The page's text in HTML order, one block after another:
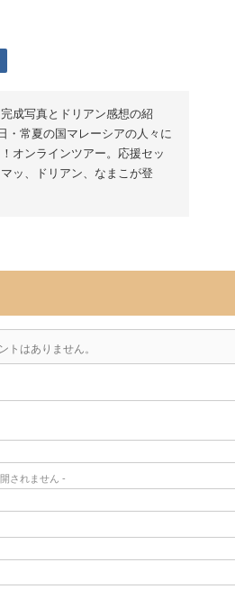
成写真とドリアン感想の紹
・常夏の国マレーシアの人々に
オンラインツアー。応援セッ
マッ、ドリアン、なまこが登
トはありません。
されません -